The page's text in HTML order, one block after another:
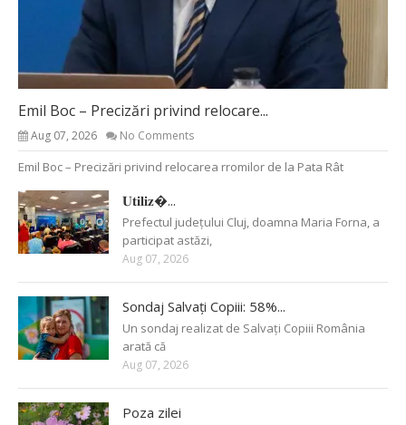
Emil Boc – Precizări privind relocare...
Aug 07, 2026 No Comments
Emil Boc – Precizări privind relocarea rromilor de la Pata Rât
𝐔𝐭𝐢𝐥𝐢𝐳�...
Prefectul județului Cluj, doamna Maria Forna, a
participat astăzi,
Aug 07, 2026
Sondaj Salvați Copiii: 58%...
Un sondaj realizat de Salvați Copiii România
arată că
Aug 07, 2026
Poza zilei